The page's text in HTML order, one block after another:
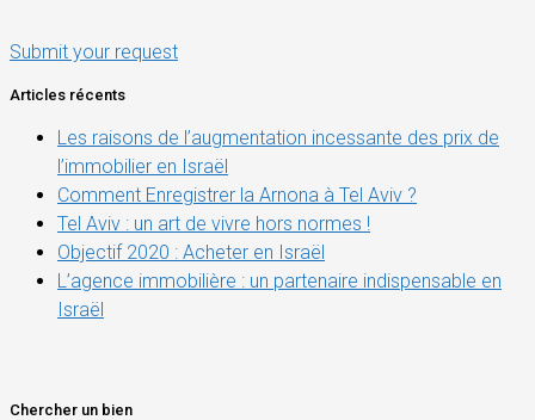
Submit your request
Articles récents
Les raisons de l’augmentation incessante des prix de
l’immobilier en Israël
Comment Enregistrer la Arnona à Tel Aviv ?
Tel Aviv : un art de vivre hors normes !
Objectif 2020 : Acheter en Israël
L’agence immobilière : un partenaire indispensable en
Israël
Chercher un bien